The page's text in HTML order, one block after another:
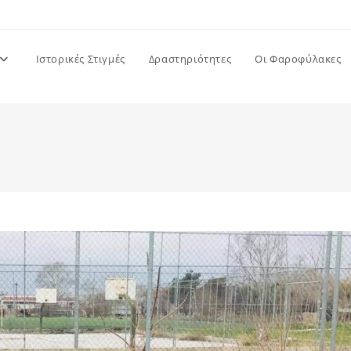
Ιστορικές Στιγμές Δραστηριότητες Οι Φαροφύλακες